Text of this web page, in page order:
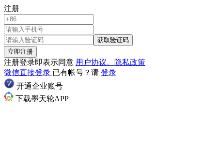
注册
获取验证码
立即注册
注册登录即表示同意 用户协议、隐私政策
微信直接登录 已有帐号？请 登录
开通企业账号
下载墨天轮APP